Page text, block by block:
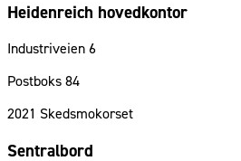
Heidenreich hovedkontor
Industriveien 6
Postboks 84
2021 Skedsmokorset
Sentralbord